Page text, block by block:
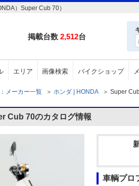
）Super Cub 70）
掲載台数 2,512台
エリア 画像検索 バイクショップ
メーカー一覧 ＞ ホンダ | HONDA ＞ Super
Cub 70のカタログ情報
車輌プロ